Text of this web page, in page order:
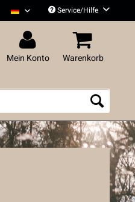
Liedfett DeutschService/Hilfe
Mein Konto Warenkorb